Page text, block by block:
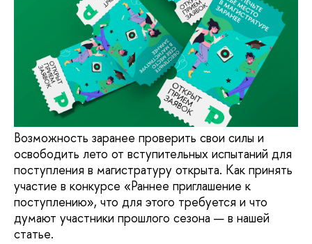
Возможность заранее проверить свои силы и
освободить лето от вступительных испытаний для
поступления в магистратуру открыта. Как принять
участие в конкурсе «Раннее приглашение к
поступлению», что для этого требуется и что
думают участники прошлого сезона — в нашей
статье.